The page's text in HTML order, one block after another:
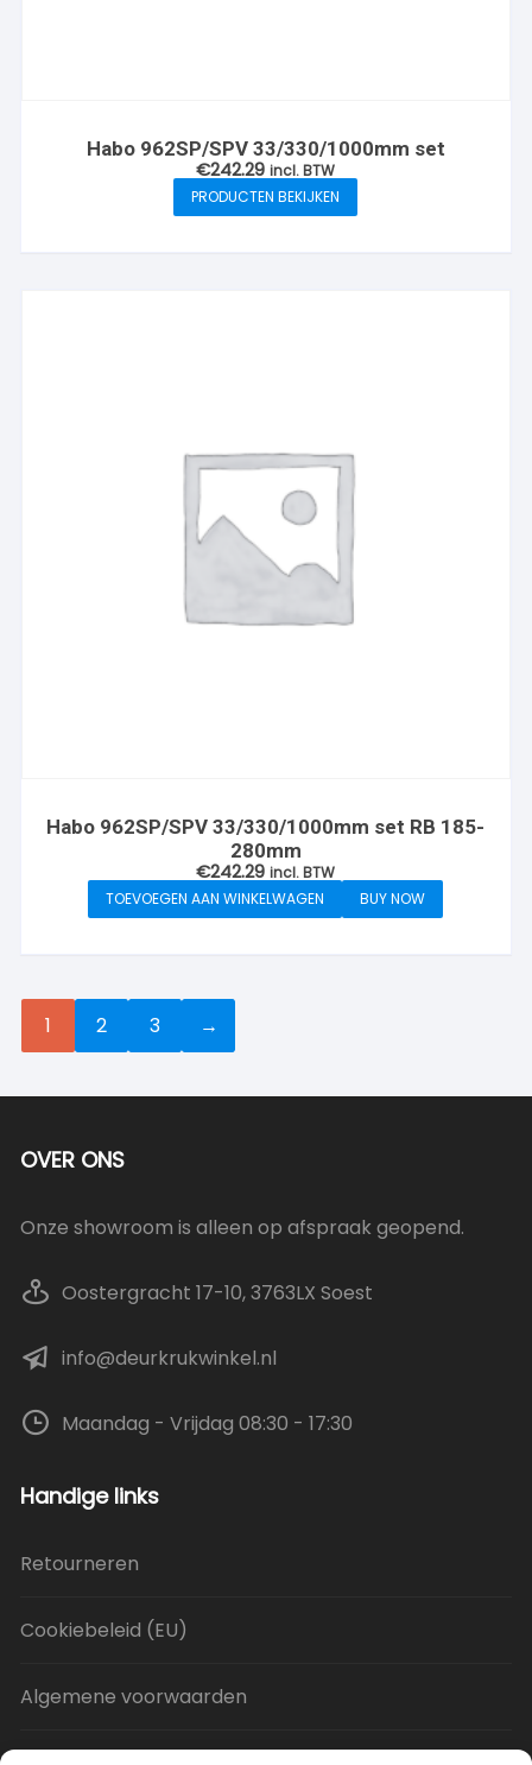
Habo 962SP/SPV 33/330/1000mm set
€242.29 incl. BTW
PRODUCTEN BEKIJKEN
Habo 962SP/SPV 33/330/1000mm set RB 185-
280mm
€242.29 incl. BTW
TOEVOEGEN AAN WINKELWAGEN
BUY NOW
1 2 3 →
OVER ONS
Onze showroom is alleen op afspraak geopend.
Oostergracht 17-10, 3763LX Soest
info@deurkrukwinkel.nl
Maandag - Vrijdag 08:30 - 17:30
Handige links
Retourneren
Cookiebeleid (EU)
Algemene voorwaarden